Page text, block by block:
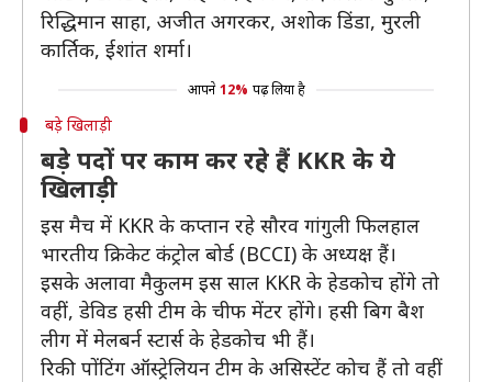
रिद्धिमान साहा, अजीत अगरकर, अशोक डिंडा, मुरली
कार्तिक, ईशांत शर्मा।
आपने 12% पढ़ लिया है
बड़े खिलाड़ी
बड़े पदों पर काम कर रहे हैं KKR के ये
खिलाड़ी
इस मैच में KKR के कप्तान रहे सौरव गांगुली फिलहाल
भारतीय क्रिकेट कंट्रोल बोर्ड (BCCI) के अध्यक्ष हैं।
इसके अलावा मैकुलम इस साल KKR के हेडकोच होंगे तो
वहीं, डेविड हसी टीम के चीफ मेंटर होंगे। हसी बिग बैश
लीग में मेलबर्न स्टार्स के हेडकोच भी हैं।
रिकी पोंटिंग ऑस्ट्रेलियन टीम के असिस्टेंट कोच हैं तो वहीं